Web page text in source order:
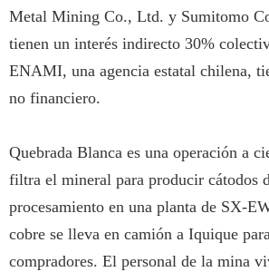
Metal Mining Co., Ltd. y Sumitomo
tienen un interés indirecto 30%
ENAMI, una agencia estatal chilena,
no financiero.
Quebrada Blanca es una operación a
filtra el mineral para producir cátodos
procesamiento en una planta de SX-
cobre se lleva en camión a Iquique
compradores. El personal de la mina